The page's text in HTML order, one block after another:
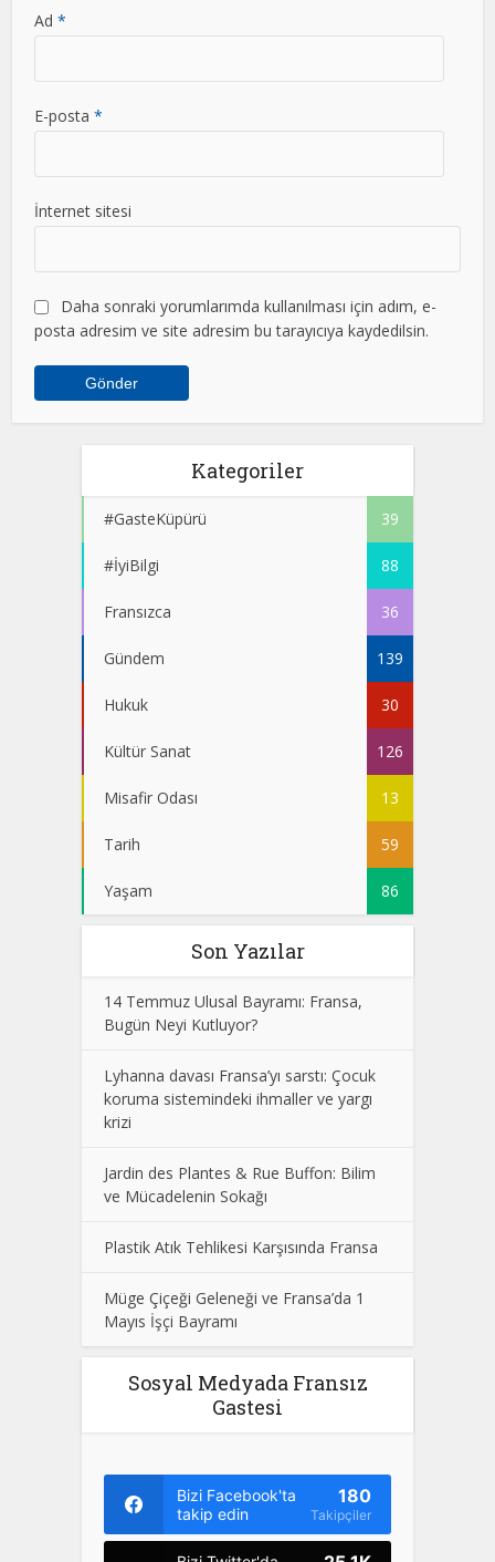
Ad*
E-posta*
İnternet sitesi
Daha sonraki yorumlarımda kullanılması için adım, e-
posta adresim ve site adresim bu tarayıcıya kaydedilsin.
Kategoriler
#GasteKüpürü 39
#İyiBilgi 88
Fransızca 36
Gündem 139
Hukuk 30
Kültür Sanat 126
Misafir Odası 13
Tarih 59
Yaşam 86
Son Yazılar
14 Temmuz Ulusal Bayramı: Fransa,
Bugün Neyi Kutluyor?
Lyhanna davası Fransa’yı sarstı: Çocuk
koruma sistemindeki ihmaller ve yargı
krizi
Jardin des Plantes & Rue Buffon: Bilim
ve Mücadelenin Sokağı
Plastik Atık Tehlikesi Karşısında Fransa
Müge Çiçeği Geleneği ve Fransa’da 1
Mayıs İşçi Bayramı
Sosyal Medyada Fransız
Gastesi
Bizi Facebook'ta
takip edin
180
Takipçiler